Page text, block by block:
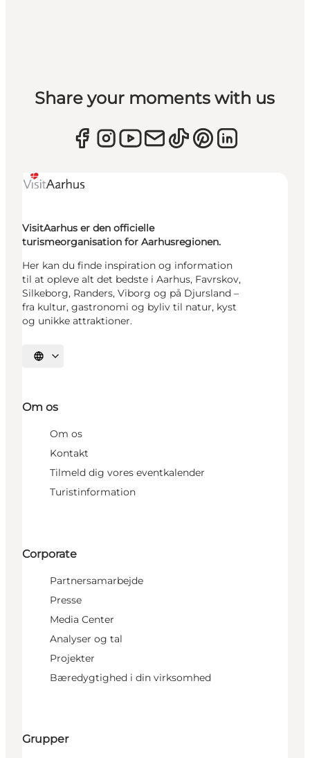
Share your moments with us
VisitAarhus er den officielle
turismeorganisation for Aarhusregionen.
Her kan du finde inspiration og information
til at opleve alt det bedste i Aarhus, Favrskov,
Silkeborg, Randers, Viborg og på Djursland –
fra kultur, gastronomi og byliv til natur, kyst
og unikke attraktioner.
Vælg sprog
Om os
Om os
Kontakt
Tilmeld dig vores eventkalender
Turistinformation
Corporate
Partnersamarbejde
Presse
Media Center
Analyser og tal
Projekter
Bæredygtighed i din virksomhed
Grupper